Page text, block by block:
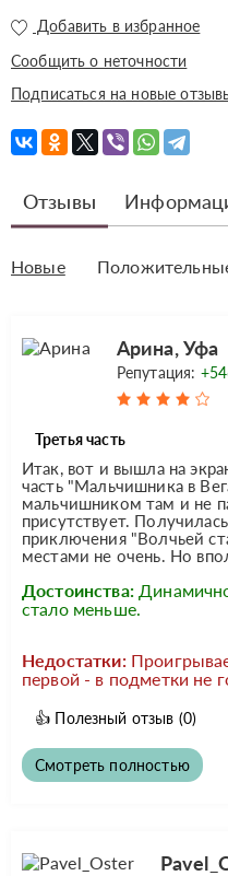
Добавить в избранное
Сообщить о неточности
Подписаться на новые
Отзывы
Новые
Арина, Уфа
Репутация:
Третья часть
Итак, вот и вышла на
часть "Мальчишника в
мальчишником там и не
присутствует.
приключения "Волчьей
местами не очень. Но
Достоинства:
стало меньше.
Недостатки:
первой - в подметки не
👍 Полезный отзыв (0)
Смотреть полностью